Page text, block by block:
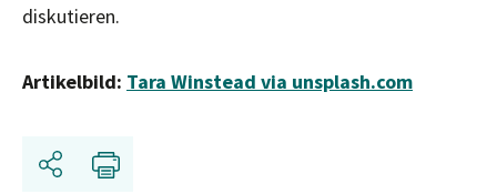
diskutieren.
Artikelbild: Tara Winstead via unsplash.com
Teilen